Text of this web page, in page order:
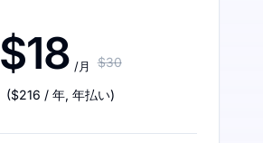
$18 /月 $30
($216 / 年, 年払い)